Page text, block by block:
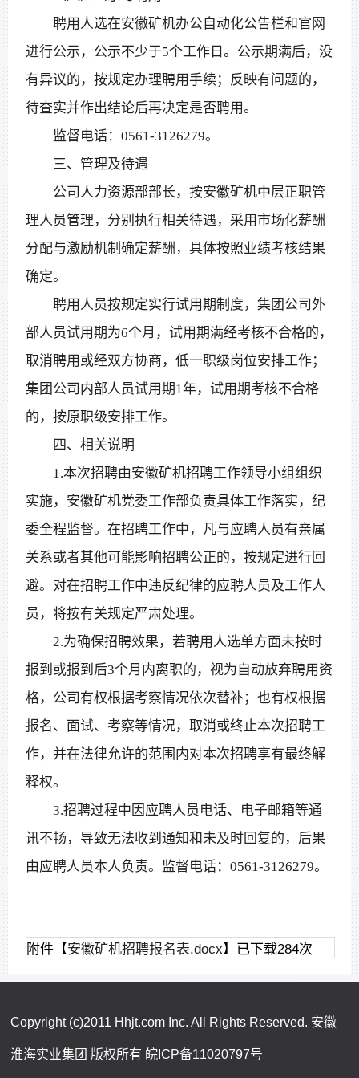
聘用人选在安徽矿机办公自动化公告栏和官网
进行公示，公示不少于5个工作日。公示期满后，没
有异议的，按规定办理聘用手续；反映有问题的，
待查实并作出结论后再决定是否聘用。
监督电话：0561-3126279。
三、管理及待遇
公司人力资源部部长，按安徽矿机中层正职管
理人员管理，分别执行相关待遇，采用市场化薪酬
分配与激励机制确定薪酬，具体按照业绩考核结果
确定。
聘用人员按规定实行试用期制度，集团公司外
部人员试用期为6个月，试用期满经考核不合格的，
取消聘用或经双方协商，低一职级岗位安排工作；
集团公司内部人员试用期1年，试用期考核不合格
的，按原职级安排工作。
四、相关说明
1.本次招聘由安徽矿机招聘工作领导小组组织
实施，安徽矿机党委工作部负责具体工作落实，纪
委全程监督。在招聘工作中，凡与应聘人员有亲属
关系或者其他可能影响招聘公正的，按规定进行回
避。对在招聘工作中违反纪律的应聘人员及工作人
员，将按有关规定严肃处理。
2.为确保招聘效果，若聘用人选单方面未按时
报到或报到后3个月内离职的，视为自动放弃聘用资
格，公司有权根据考察情况依次替补；也有权根据
报名、面试、考察等情况，取消或终止本次招聘工
作，并在法律允许的范围内对本次招聘享有最终解
释权。
3.招聘过程中因应聘人员电话、电子邮箱等通
讯不畅，导致无法收到通知和未及时回复的，后果
由应聘人员本人负责。监督电话：0561-3126279。
附件【安徽矿机招聘报名表.docx】已下载284次
Copyright (c)2011 Hhjt.com Inc. All Rights Reserved. 安徽
淮海实业集团 版权所有 皖ICP备11020797号